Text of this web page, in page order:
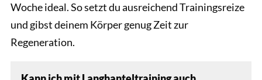
Woche ideal. So setzt du ausreichend Trainingsreize
und gibst deinem Körper genug Zeit zur
Regeneration.